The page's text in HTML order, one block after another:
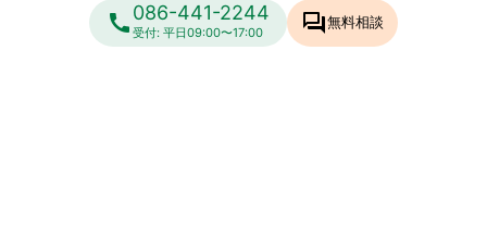
call086-441-2244
受付: 平日09:00〜17:00 forum無料相談